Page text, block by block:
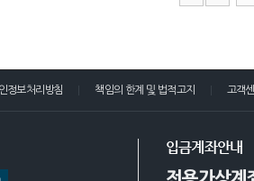
정보처리방침 책임의 한계 및 법적고지 고객
입금계좌안내